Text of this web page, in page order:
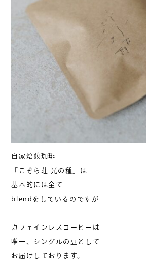
自家焙煎珈琲
「こぞら荘 光の種」は
基本的には全て
blendをしているのですが
カフェインレスコーヒーは
唯一、シングルの豆として
お届けしております。